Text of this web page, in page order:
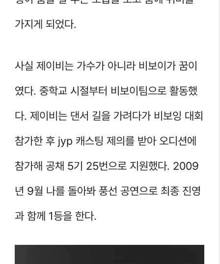
가지게 되었다.
사실 제이비는 가수가 아니라 비보이가 꿈이
였다. 중학교 시절부터 비보이팀으로 활동했
다. 제이비는 댄서 길을 가려다가 비보잉 대회
참가한 후 jyp 캐스팅 제의를 받아 오디션에
참가해 공채 5기 25번으로 지원했다. 2009
년 9월 나를 돌아봐 풍선 공연으로 최종 진영
과 함께 1등을 한다.